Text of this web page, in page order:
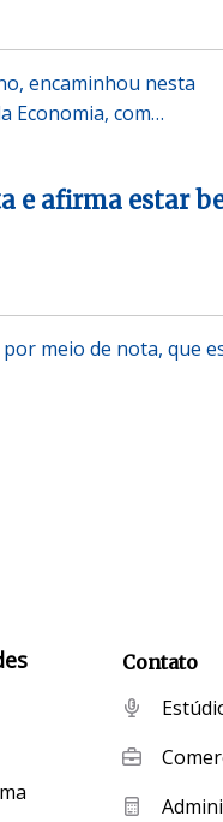
encaminhou nesta
Economia, com…
e afirma estar
meio de nota, que
Contato